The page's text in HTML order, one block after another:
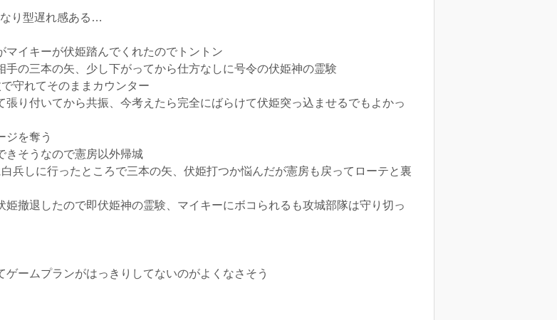
り型遅れ感ある…
マイキーが伏姫踏んでくれたのでトントン
手の三本の矢、少し下がってから仕方なしに号令の伏姫神の霊験
守れてそのままカウンター
張り付いてから共振、今考えたら完全にばらけて伏姫突っ込ませるでもよかっ
ジを奪う
きそうなので憲房以外帰城
兵しに行ったところで三本の矢、伏姫打つか悩んだが憲房も戻ってローテと裏
姫撤退したので即伏姫神の霊験、マイキーにボコられるも攻城部隊は守り切っ
ームプランがはっきりしてないのがよくなさそう